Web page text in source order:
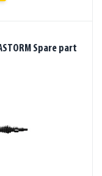
Spare part